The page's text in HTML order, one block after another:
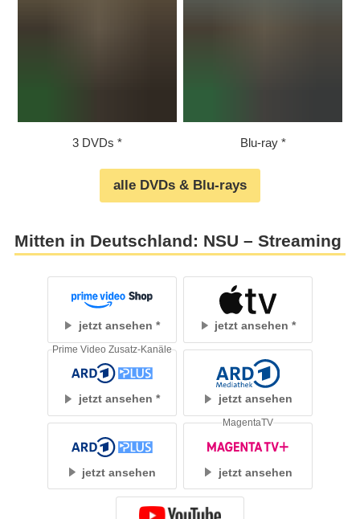
3 DVDs Blu-ray
alle DVDs & Blu-rays
Mitten in Deutschland: NSU – Streaming
jetzt ansehen jetzt ansehen
jetzt ansehen
Prime Video Zusatz-Kanäle
jetzt ansehen
jetzt ansehen jetzt ansehen
MagentaTV